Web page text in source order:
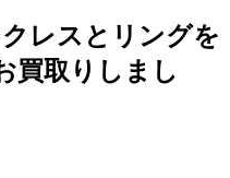
レスとリングを
買取りしまし